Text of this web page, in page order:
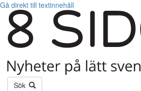
Gå direkt till textinnehåll
Sök